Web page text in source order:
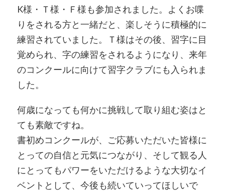
K様・Ｔ様・Ｆ様も参加されました。よくお喋
りをされる方と一緒だと、楽しそうに積極的に
練習されていました。Ｔ様はその後、習字に目
覚められ、字の練習をされるようになり、来年
のコンクールに向けて習字クラブにも入られま
した。
何歳になっても何かに挑戦して取り組む姿はと
ても素敵ですね。
書初めコンクールが、ご応募いただいた皆様に
とっての自信と元気につながり、そして観る人
にとってもパワーをいただけるような大切なイ
ベントとして、今後も続いていってほしいで